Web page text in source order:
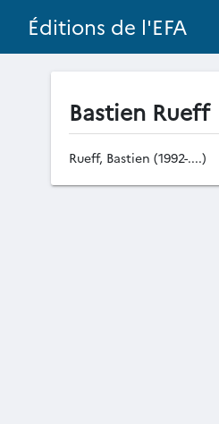
Éditions de l'EFA
Bastien Rueff
Rueff, Bastien (1992-....)